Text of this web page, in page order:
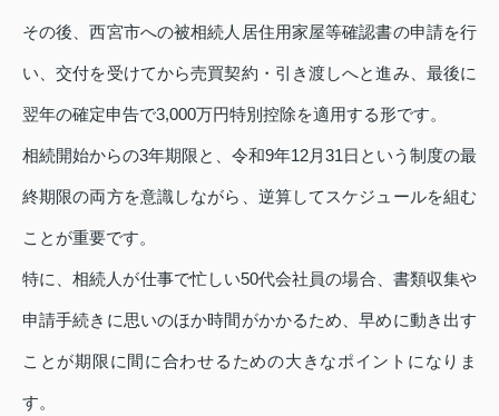
その後、西宮市への被相続人居住用家屋等確認書の申請を行
い、交付を受けてから売買契約・引き渡しへと進み、最後に
翌年の確定申告で3,000万円特別控除を適用する形です。
相続開始からの3年期限と、令和9年12月31日という制度の最
終期限の両方を意識しながら、逆算してスケジュールを組む
ことが重要です。
特に、相続人が仕事で忙しい50代会社員の場合、書類収集や
申請手続きに思いのほか時間がかかるため、早めに動き出す
ことが期限に間に合わせるための大きなポイントになりま
す。